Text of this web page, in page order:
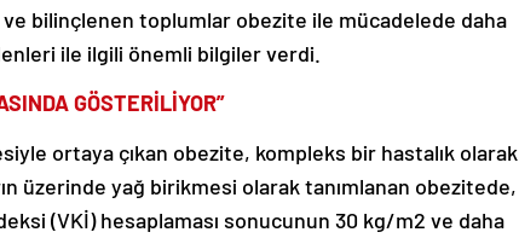
ve bilinçlenen toplumlar obezite ile mücadelede daha
ile ilgili önemli bilgiler verdi.
GÖSTERİLİYOR”
ortaya çıkan obezite, kompleks bir hastalık olarak
üzerinde yağ birikmesi olarak tanımlanan obezitede,
(VKİ) hesaplaması sonucunun 30 kg/m2 ve daha